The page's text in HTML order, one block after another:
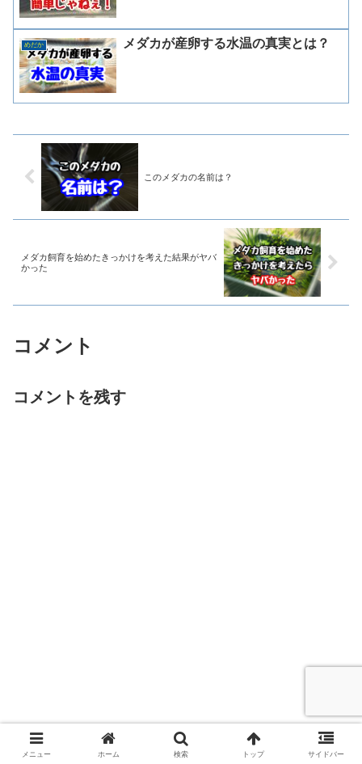
めだか メダカが産卵する水温の真実とは？
このメダカの名前は？
メダカ飼育を始めたきっかけを考えた結果がヤバ
かった
コメント
コメントを残す
メニュー ホーム 検索 トップ サイドバー